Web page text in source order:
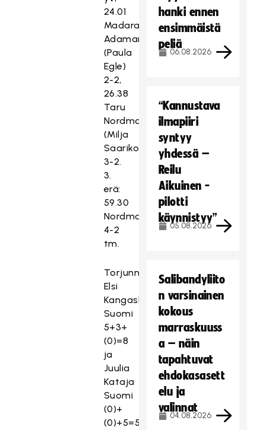
24.01
Madara
Adamane
(Paula
Egle)
2-2,
26.38
Taru
Nordman
(Milja
Saarikoski)
3-2.
3.
erä:
59.30
Nordman
4-2
tm.
Torjunnat:
Elsi
Kangasharju
Suomi
5+3+
(0)=8
ja
Juulia
Kataja
Suomi
(0)+
(0)+5=5,
hanki ennen
ensimmäistä
peliä
06.08.2026
“Kannustava
ilmapiiri
syntyy
yhdessä –
Reilu
Aikuinen -
pilotti
käynnistyy”
05.08.2026
Salibandyliito
n varsinainen
kokous
marraskuuss
a – näin
tapahtuvat
ehdokasasett
elu ja
valinnat
04.08.2026